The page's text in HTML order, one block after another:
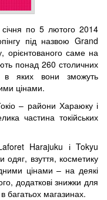
січня по 5 лютого 2014
під назвою Grand
орієнтованого саме на
понад 260 столичних
в яких вони зможуть
цінами.
– райони Хараюку і
частина токійських
Harajuku і Tokyu
взуття, косметику
цінами – на деякі
додаткові знижки для
багатьох магазинах.